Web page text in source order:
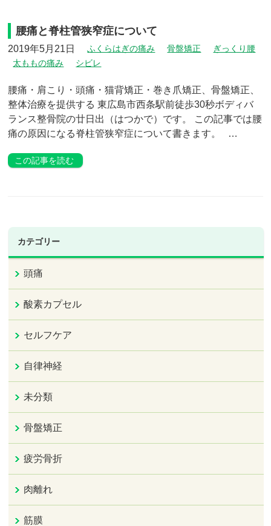
腰痛と脊柱管狭窄症について
2019年5月21日 ふくらはぎの痛み 骨盤矯正
ぎっくり腰
太ももの痛み
シビレ
腰痛・肩こり・頭痛・猫背矯正・巻き爪矯正、骨盤矯正、
整体治療を提供する 東広島市西条駅前徒歩30秒ボディバ
ランス整骨院の廿日出（はつかで）です。 この記事では腰
痛の原因になる脊柱管狭窄症について書きます。 …
この記事を読む
カテゴリー
頭痛
酸素カプセル
セルフケア
自律神経
未分類
骨盤矯正
疲労骨折
肉離れ
筋膜